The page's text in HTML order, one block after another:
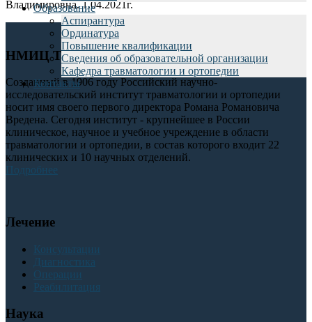
Образование
Аспирантура
Ординатура
Повышение квалификации
Сведения об образовательной организации
Кафедра травматологии и ортопедии
Контакты
Владимировна. 1.04.2021г.
НМИЦ ТО им. Р.Р. Вредена
Созданный в 1906 году Российский научно-
исследовательский институт травматологии и ортопедии
носит имя своего первого директора Романа Романовича
Вредена. Сегодня институт - крупнейшее в России
клиническое, научное и учебное учреждение в области
травматологии и ортопедии, в состав которого входит 22
клинических и 10 научных отделений.
Подробнее
Лечение
Консультации
Диагностика
Операции
Реабилитация
Наука